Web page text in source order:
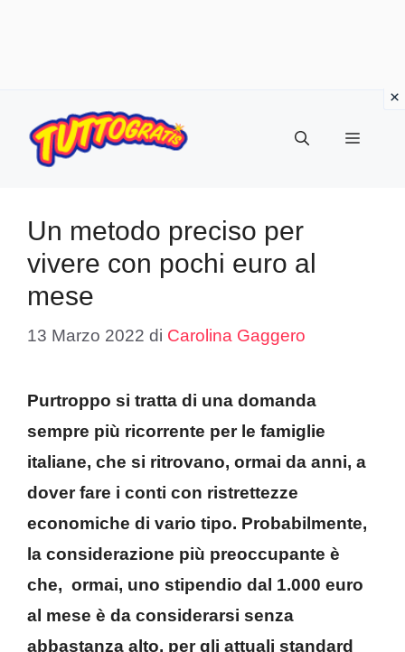
contenuto
Menu
Un metodo preciso per
vivere con pochi euro al
mese
13 Marzo 2022 di Carolina Gaggero
Purtroppo si tratta di una domanda
sempre più ricorrente per le famiglie
italiane, che si ritrovano, ormai da anni, a
dover fare i conti con ristrettezze
economiche di vario tipo. Probabilmente,
la considerazione più preoccupante è
che, ormai, uno stipendio dal 1.000 euro
al mese è da considerarsi senza
abbastanza alto, per gli attuali standard